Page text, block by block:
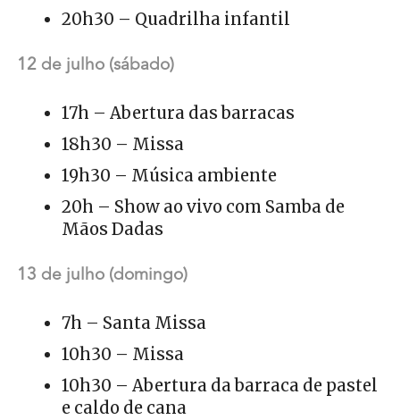
20h30 – Quadrilha infantil
12 de julho (sábado)
17h – Abertura das barracas
18h30 – Missa
19h30 – Música ambiente
20h – Show ao vivo com Samba de
Mãos Dadas
13 de julho (domingo)
7h – Santa Missa
10h30 – Missa
10h30 – Abertura da barraca de pastel
e caldo de cana